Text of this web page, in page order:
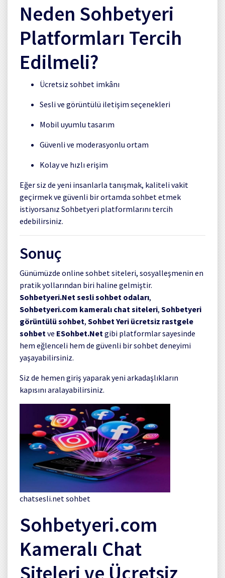
Neden Sohbetyeri
Platformları Tercih
Edilmeli?
Ücretsiz sohbet imkânı
Sesli ve görüntülü iletişim seçenekleri
Mobil uyumlu tasarım
Güvenli ve moderasyonlu ortam
Kolay ve hızlı erişim
Eğer siz de yeni insanlarla tanışmak, kaliteli vakit
geçirmek ve güvenli bir ortamda sohbet etmek
istiyorsanız Sohbetyeri platformlarını tercih
edebilirsiniz.
Sonuç
Günümüzde online sohbet siteleri, sosyalleşmenin en
pratik yollarından biri haline gelmiştir.
Sohbetyeri.Net sesli sohbet odaları,
Sohbetyeri.com kameralı chat siteleri, Sohbetyeri
görüntülü sohbet, Sohbet Yeri ücretsiz rastgele
sohbet ve ESohbet.Net gibi platformlar sayesinde
hem eğlenceli hem de güvenli bir sohbet deneyimi
yaşayabilirsiniz.
Siz de hemen giriş yaparak yeni arkadaşlıkların
kapısını aralayabilirsiniz.
chatsesli.net sohbet
Sohbetyeri.com
Kameralı Chat
Siteleri ve Ücretsiz